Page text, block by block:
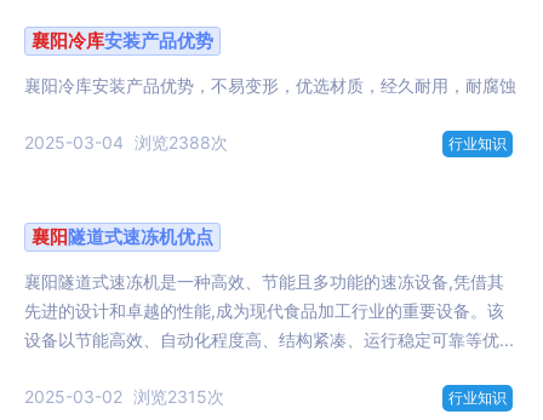
襄阳冷库安装产品优势
襄阳冷库安装产品优势，不易变形，优选材质，经久耐用，耐腐蚀
2025-03-04 浏览2388次 行业知识
襄阳隧道式速冻机优点
襄阳隧道式速冻机是一种高效、节能且多功能的速冻设备,凭借其
先进的设计和卓越的性能,成为现代食品加工行业的重要设备。该
设备以节能高效、自动化程度高、结构紧凑、运行稳定可靠等优...
2025-03-02 浏览2315次 行业知识